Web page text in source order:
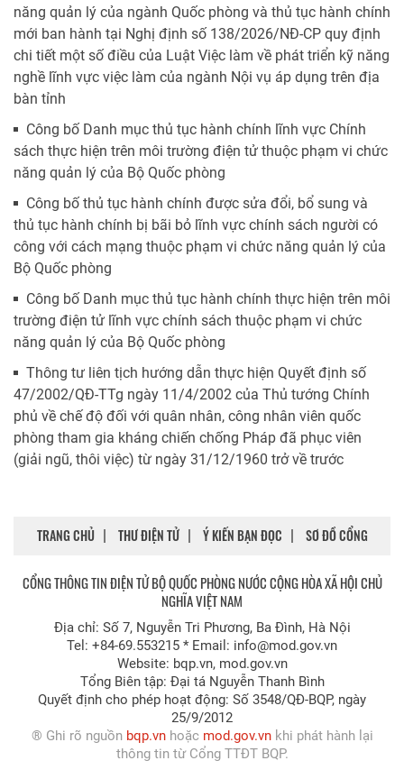
năng quản lý của ngành Quốc phòng và thủ tục hành chính
mới ban hành tại Nghị định số 138/2026/NĐ-CP quy định
chi tiết một số điều của Luật Việc làm về phát triển kỹ năng
nghề lĩnh vực việc làm của ngành Nội vụ áp dụng trên địa
bàn tỉnh
Công bố Danh mục thủ tục hành chính lĩnh vực Chính
sách thực hiện trên môi trường điện tử thuộc phạm vi chức
năng quản lý của Bộ Quốc phòng
Công bố thủ tục hành chính được sửa đổi, bổ sung và
thủ tục hành chính bị bãi bỏ lĩnh vực chính sách người có
công với cách mạng thuộc phạm vi chức năng quản lý của
Bộ Quốc phòng
Công bố Danh mục thủ tục hành chính thực hiện trên môi
trường điện tử lĩnh vực chính sách thuộc phạm vi chức
năng quản lý của Bộ Quốc phòng
Thông tư liên tịch hướng dẫn thực hiện Quyết định số
47/2002/QĐ-TTg ngày 11/4/2002 của Thủ tướng Chính
phủ về chế độ đối với quân nhân, công nhân viên quốc
phòng tham gia kháng chiến chống Pháp đã phục viên
(giải ngũ, thôi việc) từ ngày 31/12/1960 trở về trước
TRANG CHỦ THƯ ĐIỆN TỬ Ý KIẾN BẠN ĐỌC SƠ ĐỒ CỔNG
CỔNG THÔNG TIN ĐIỆN TỬ BỘ QUỐC PHÒNG NƯỚC CỘNG HÒA XÃ HỘI CHỦ
NGHĨA VIỆT NAM
Địa chỉ: Số 7, Nguyễn Tri Phương, Ba Đình, Hà Nội
Tel: +84-69.553215 * Email: info@mod.gov.vn
Website: bqp.vn, mod.gov.vn
Tổng Biên tập: Đại tá Nguyễn Thanh Bình
Quyết định cho phép hoạt động: Số 3548/QÐ-BQP, ngày
25/9/2012
® Ghi rõ nguồn bqp.vnhoặc mod.gov.vnkhi phát hành lại
thông tin từ Cổng TTÐT BQP.